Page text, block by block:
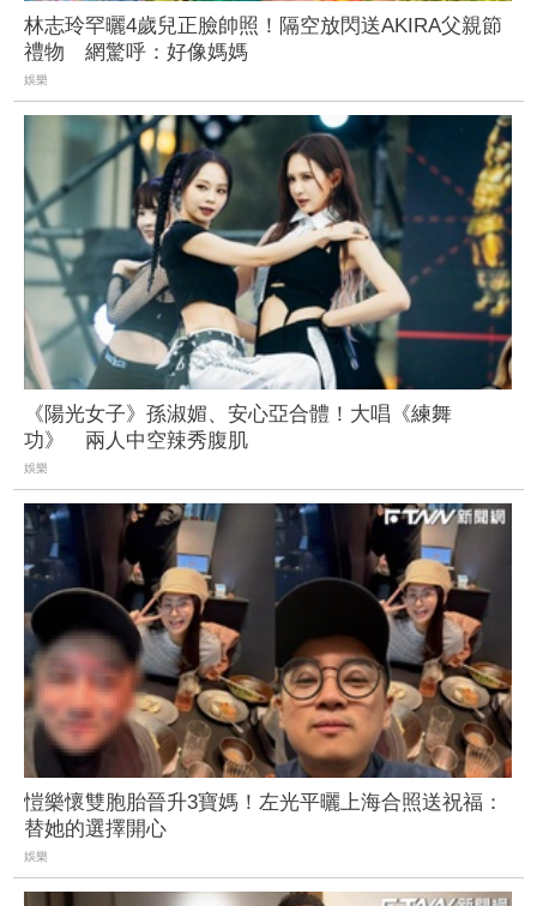
林志玲罕曬4歲兒正臉帥照！隔空放閃送AKIRA父親節
禮物 網驚呼：好像媽媽
娛樂
《陽光女子》孫淑媚、安心亞合體！大唱《練舞
功》 兩人中空辣秀腹肌
娛樂
愷樂懷雙胞胎晉升3寶媽！左光平曬上海合照送祝福：
替她的選擇開心
娛樂